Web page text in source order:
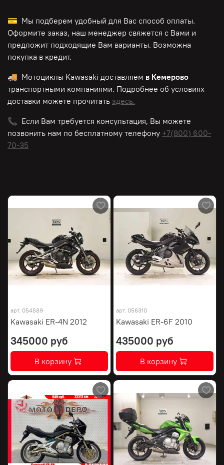
💳 Мы подберем удобный для Вас способ оплаты.
Оформите заказ, наш менеджер свяжется с Вами и
предложит подходящие Вам варианты. Возможна
покупка в кредит.
🚚 Мотоциклы Kawasaki доставляем в Кемерово
транспортными компаниями. Подробнее об условиях
доставки можете прочитать здесь.
📞 Если Вам требуется консультация, Вы можете
позвонить нам по бесплатному телефону +7(800) 600-
70-35
арт. 054589
Kawasaki ER-4N 2012
345000 руб
В корзину
арт. 056310
Kawasaki ER-6F 2010
435000 руб
В корзину